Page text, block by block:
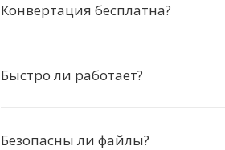
Конвертация бесплатна?
Быстро ли работает?
Безопасны ли файлы?